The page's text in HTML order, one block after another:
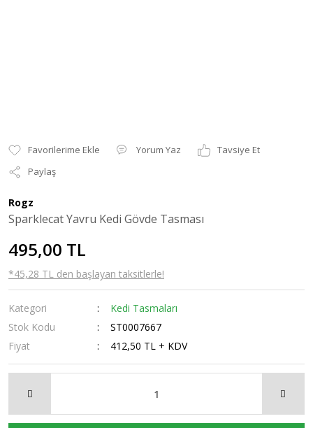
Yorum Yaz
Tavsiye Et
Paylaş
Rogz
Sparklecat Yavru Kedi Gövde Tasması
495,00 TL
*45,28 TL den başlayan taksitlerle!
Kategori
Kedi Tasmaları
Stok Kodu
ST0007667
Fiyat
412,50 TL + KDV